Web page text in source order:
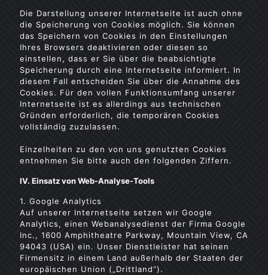
Die Darstellung unserer Internetseite ist auch ohne
die Speicherung von Cookies möglich. Sie können
das Speichern von Cookies in den Einstellungen
Ihres Browsers deaktivieren oder diesen so
einstellen, dass er Sie über die beabsichtigte
Speicherung durch eine Internetseite informiert. In
diesem Fall entscheiden Sie über die Annahme des
Cookies. Für den vollen Funktionsumfang unserer
Internetseite ist es allerdings aus technischen
Gründen erforderlich, die temporären Cookies
vollständig zuzulassen.
Einzelheiten zu den von uns genutzten Cookies
entnehmen Sie bitte auch den folgenden Ziffern.
IV. Einsatz von Web-Analyse-Tools
1. Google Analytics
Auf unserer Internetseite setzen wir Google
Analytics, einen Webanalysedienst der Firma Google
Inc., 1600 Amphitheatre Parkway, Mountain View, CA
94043 (USA) ein. Unser Dienstleister hat seinen
Firmensitz in einem Land außerhalb der Staaten der
europäischen Union („Drittland“).